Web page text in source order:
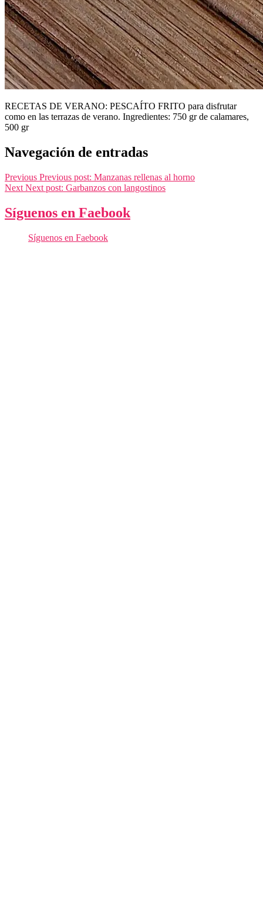
RECETAS DE VERANO: PESCAÍTO FRITO para disfrutar
como en las terrazas de verano. Ingredientes: 750 gr de calamares,
500 gr
Navegación de entradas
Previous Previous post: Manzanas rellenas al horno
Next Next post: Garbanzos con langostinos
Síguenos en Faebook
Síguenos en Faebook